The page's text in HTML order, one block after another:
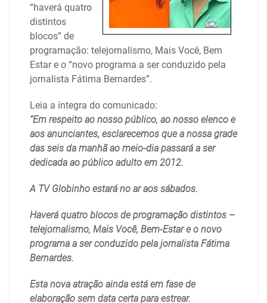
“haverá quatro
distintos
blocos” de
programação: telejornalismo, Mais Você, Bem
Estar e o “novo programa a ser conduzido pela
jornalista Fátima Bernardes”.
Leia a íntegra do comunicado:
“Em respeito ao nosso público, ao nosso elenco e
aos anunciantes, esclarecemos que a nossa grade
das seis da manhã ao meio-dia passará a ser
dedicada ao público adulto em 2012.
A TV Globinho estará no ar aos sábados.
Haverá quatro blocos de programação distintos –
telejornalismo, Mais Você, Bem-Estar e o novo
programa a ser conduzido pela jornalista Fátima
Bernardes.
Esta nova atração ainda está em fase de
elaboração sem data certa para estrear.